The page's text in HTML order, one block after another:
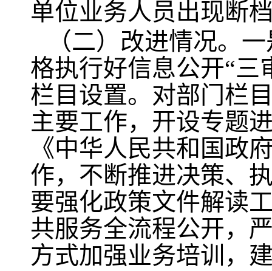
单位业务人员出现断
（二）改进情况。
格执行好信息公开“三
栏目设置。对部门栏
主要工作，开设专题
《中华人民共和国政
作，不断推进决策、
要强化政策文件解读
共服务全流程公开，
方式加强业务培训，